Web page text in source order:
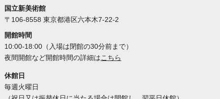
国立新美術館
〒106-8558 東京都港区六本木7-22-2
開館時間
10:00-18:00（入場は閉館の30分前まで）
夜間開館など開館時間の詳細はこちら
休館日
毎週火曜日